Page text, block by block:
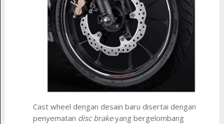
Cast wheel dengan desain baru disertai dengan
penyematan disc brakeyang bergelombang